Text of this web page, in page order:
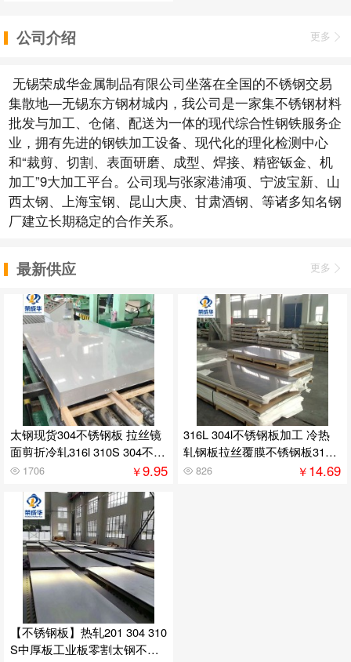
公司介绍 更多
无锡荣成华金属制品有限公司坐落在全国的不锈钢交易
集散地—无锡东方钢材城内，我公司是一家集不锈钢材料
批发与加工、仓储、配送为一体的现代综合性钢铁服务企
业，拥有先进的钢铁加工设备、现代化的理化检测中心
和“裁剪、切割、表面研磨、成型、焊接、精密钣金、机
加工”9大加工平台。公司现与张家港浦项、宁波宝新、山
西太钢、上海宝钢、昆山大庚、甘肃酒钢、等诸多知名钢
厂建立长期稳定的合作关系。
最新供应 更多
太钢现货304不锈钢板 拉丝镜
面剪折冷轧316l 310S 304不锈
钢板材
1706 ￥9.95
316L 304l不锈钢板加工 冷热
轧钢板拉丝覆膜不锈钢板316 3
04 321
826 ￥14.69
【不锈钢板】热轧201 304 310
S中厚板工业板零割太钢不锈